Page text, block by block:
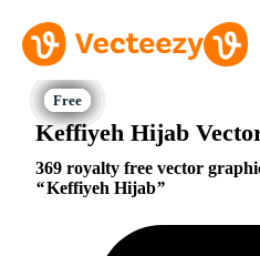
Keffiyeh Hijab
369 royalty free vector
Keffiyeh Hijab